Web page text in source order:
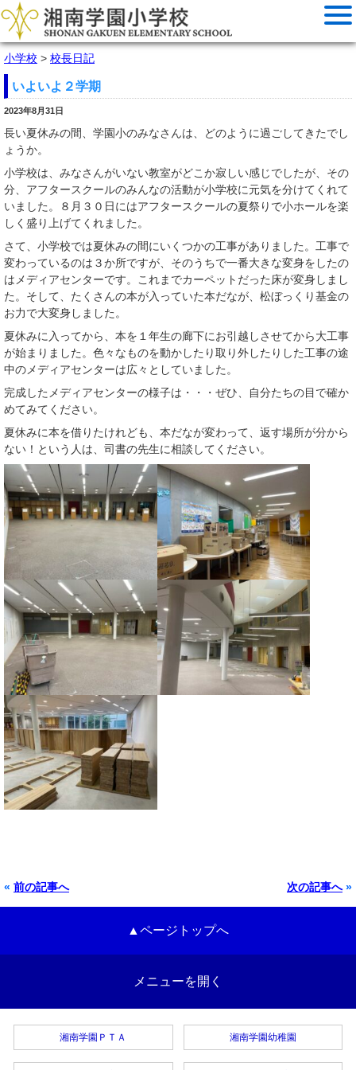
小学校 > 校長日記
いよいよ２学期
2023年8月31日
長い夏休みの間、学園小のみなさんは、どのように過ごしてきたでし
ょうか。
小学校は、みなさんがいない教室がどこか寂しい感じでしたが、その
分、アフタースクールのみんなの活動が小学校に元気を分けてくれて
いました。８月３０日にはアフタースクールの夏祭りで小ホールを楽
しく盛り上げてくれました。
さて、小学校では夏休みの間にいくつかの工事がありました。工事で
変わっているのは３か所ですが、そのうちで一番大きな変身をしたの
はメディアセンターです。これまでカーペットだった床が変身しまし
た。そして、たくさんの本が入っていた本だなが、松ぼっくり基金の
お力で大変身しました。
夏休みに入ってから、本を１年生の廊下にお引越しさせてから大工事
が始まりました。色々なものを動かしたり取り外したりした工事の途
中のメディアセンターは広々としていました。
完成したメディアセンターの様子は・・・ぜひ、自分たちの目で確か
めてみてください。
夏休みに本を借りたけれども、本だなが変わって、返す場所が分から
ない！という人は、司書の先生に相談してください。
« 前の記事へ 次の記事へ»
▲ページトップへ
メニューを開く
湘南学園ＰＴＡ 湘南学園幼稚園